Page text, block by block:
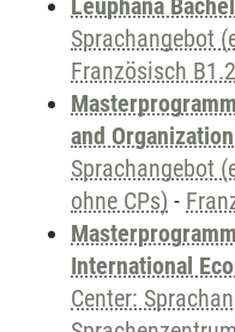
Leuphana
Sprachangebot
Französisch B1.2
and Organization
Sprachangebot
ohne CPs) -
International
Center: